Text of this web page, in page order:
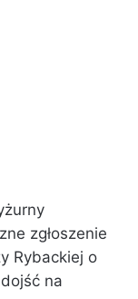
zgłoszenie
Rybackiej o
na